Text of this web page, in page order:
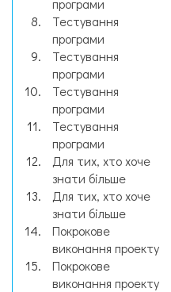
програми
Тестування
програми
Тестування
програми
Тестування
програми
Тестування
програми
Для тих, хто хоче
знати більше
Для тих, хто хоче
знати більше
Покрокове
виконання проекту
Покрокове
виконання проекту